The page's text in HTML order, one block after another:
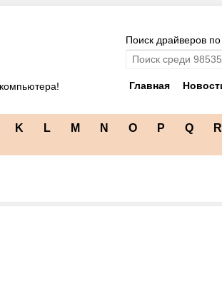
Поиск драйверов по
Главная
K L M N O P Q R